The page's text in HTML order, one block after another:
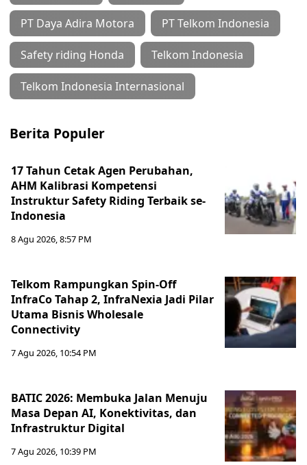
PT Daya Adira Motora PT Telkom Indonesia
Safety riding Honda Telkom Indonesia
Telkom Indonesia Internasional
Berita Populer
17 Tahun Cetak Agen Perubahan,
AHM Kalibrasi Kompetensi
Instruktur Safety Riding Terbaik se-
Indonesia
8 Agu 2026, 8:57 PM
Telkom Rampungkan Spin-Off
InfraCo Tahap 2, InfraNexia Jadi Pilar
Utama Bisnis Wholesale
Connectivity
7 Agu 2026, 10:54 PM
BATIC 2026: Membuka Jalan Menuju
Masa Depan AI, Konektivitas, dan
Infrastruktur Digital
7 Agu 2026, 10:39 PM